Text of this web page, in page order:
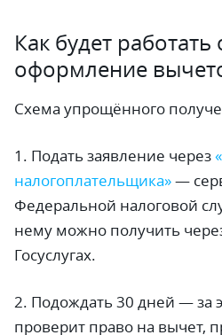
Как будет
оформление
Схема упрощённого
1. Подать заявление через
налогоплательщика»—
Федеральной налоговой
нему можно получить
Госуслугах.
2. Подождать 30 дней — за
проверит право на вычет,